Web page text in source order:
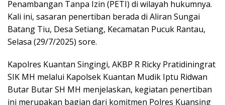
Penambangan Tanpa Izin (PETI) di wilayah hukumnya.
Kali ini, sasaran penertiban berada di Aliran Sungai
Batang Tiu, Desa Setiang, Kecamatan Pucuk Rantau,
Selasa (29/7/2025) sore.
Kapolres Kuantan Singingi, AKBP R Ricky Pratidiningrat
SIK MH melalui Kapolsek Kuantan Mudik Iptu Ridwan
Butar Butar SH MH menjelaskan, kegiatan penertiban
ini merupakan bagian dari komitmen Polres Kuansing